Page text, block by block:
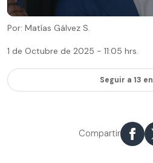
Por: Matías Gálvez S.
1 de Octubre de 2025 - 11:05 hrs.
Seguir a 13 en
Compartir